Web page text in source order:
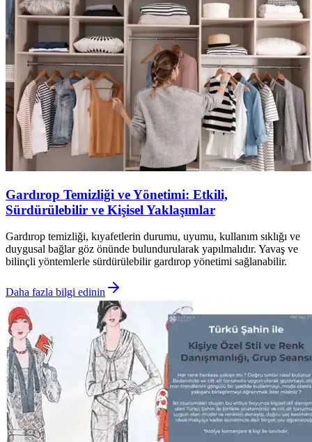
Gardırop Temizliği ve Yönetimi: Etkili,
Sürdürülebilir ve Kişisel Yaklaşımlar
Gardırop temizliği, kıyafetlerin durumu, uyumu, kullanım sıklığı ve
duygusal bağlar göz önünde bulundurularak yapılmalıdır. Yavaş ve
bilinçli yöntemlerle sürdürülebilir gardırop yönetimi sağlanabilir.
Daha fazla bilgi edinin